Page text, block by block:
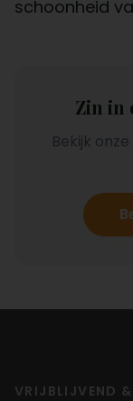
schoonheid
Zin in
Bekijk
VRIJBLIJVEND